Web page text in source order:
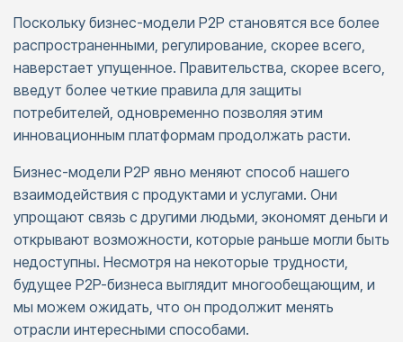
Поскольку бизнес-модели P2P становятся все более
распространенными, регулирование, скорее всего,
наверстает упущенное. Правительства, скорее всего,
введут более четкие правила для защиты
потребителей, одновременно позволяя этим
инновационным платформам продолжать расти.
Бизнес-модели P2P явно меняют способ нашего
взаимодействия с продуктами и услугами. Они
упрощают связь с другими людьми, экономят деньги и
открывают возможности, которые раньше могли быть
недоступны. Несмотря на некоторые трудности,
будущее P2P-бизнеса выглядит многообещающим, и
мы можем ожидать, что он продолжит менять
отрасли интересными способами.